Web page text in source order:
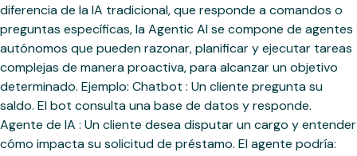
diferencia de la IA tradicional, que responde a comandos o
preguntas específicas, la Agentic AI se compone de agentes
autónomos que pueden razonar, planificar y ejecutar tareas
complejas de manera proactiva, para alcanzar un objetivo
determinado. Ejemplo: Chatbot : Un cliente pregunta su
saldo. El bot consulta una base de datos y responde.
Agente de IA : Un cliente desea disputar un cargo y entender
cómo impacta su solicitud de préstamo. El agente podría: